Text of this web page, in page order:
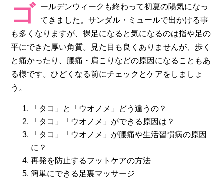
ゴ
ールデンウィークも終わって初夏の陽気になっ
てきました。サンダル・ミュールで出かける事
も多くなりますが、裸足になると気になるのは指や足の
平にできた厚い角質。見た目も良くありませんが、歩く
と痛かったり、腰痛・肩こりなどの原因になることもあ
る様です。ひどくなる前にチェックとケアをしましょ
う。
「タコ」と「ウオノメ」どう違うの？
「タコ」「ウオノメ」ができる原因は？
「タコ」「ウオノメ」が腰痛や生活習慣病の原因
に？
再発を防止するフットケアの方法
簡単にできる足裏マッサージ